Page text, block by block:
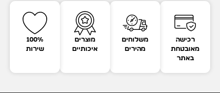
רכישה
מאובטחת
באתר
משלוחים
מהירים
מוצרים
איכותיים
100%
שירות